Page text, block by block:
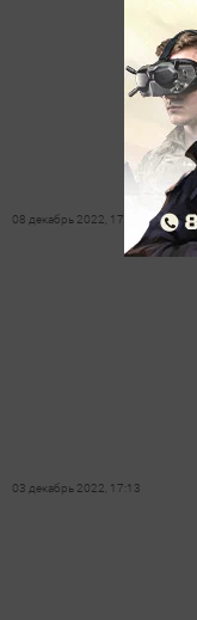
08 декабрь 2022, 17:27
03 декабрь 2022, 17:13